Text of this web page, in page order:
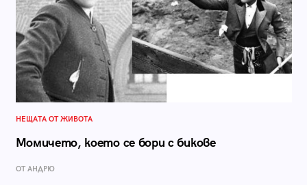
НЕЩАТА ОТ ЖИВОТА
Момичето, което се бори с бикове
ОТ АНДРЮ